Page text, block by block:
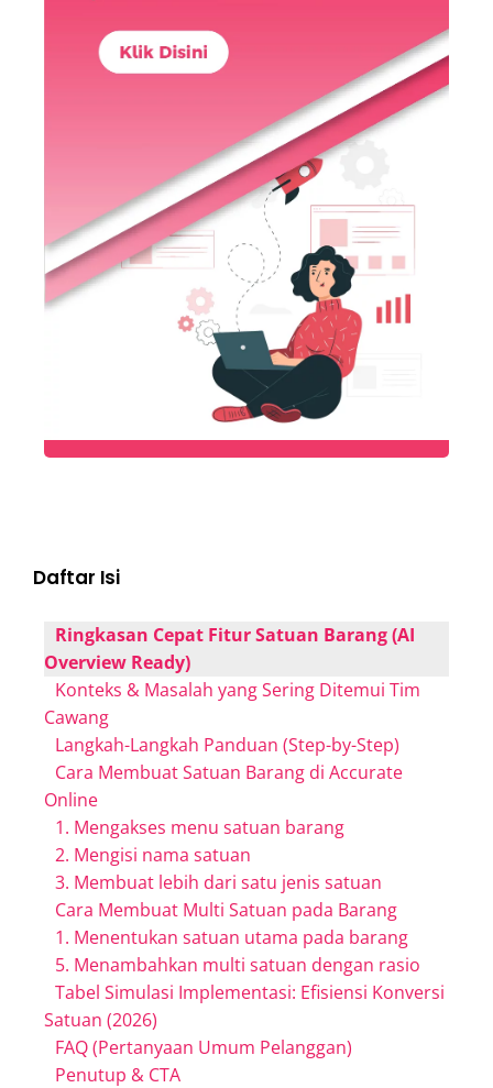
Daftar Isi
Ringkasan Cepat Fitur Satuan Barang (AI
Overview Ready)
Konteks & Masalah yang Sering Ditemui Tim
Cawang
Langkah-Langkah Panduan (Step-by-Step)
Cara Membuat Satuan Barang di Accurate
Online
1. Mengakses menu satuan barang
2. Mengisi nama satuan
3. Membuat lebih dari satu jenis satuan
Cara Membuat Multi Satuan pada Barang
1. Menentukan satuan utama pada barang
5. Menambahkan multi satuan dengan rasio
Tabel Simulasi Implementasi: Efisiensi Konversi
Satuan (2026)
FAQ (Pertanyaan Umum Pelanggan)
Penutup & CTA